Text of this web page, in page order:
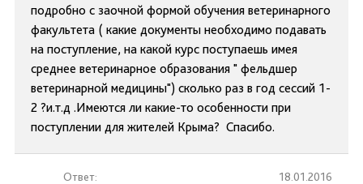
подробно с заочной формой обучения ветеринарного
факультета ( какие документы необходимо подавать
на поступление, на какой курс поступаешь имея
среднее ветеринарное образования " фельдшер
ветеринарной медицины") сколько раз в год сессий 1-
2 ?и.т.д .Имеются ли какие-то особенности при
поступлении для жителей Крыма? Спасибо.
Ответ: 18.01.2016